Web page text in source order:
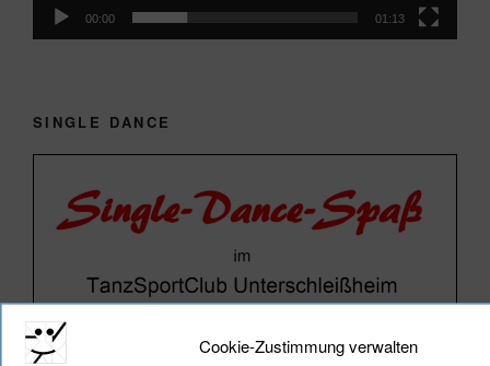
Cookie-Zustimmung verwalten
00:00 01:13
SINGLE DANCE